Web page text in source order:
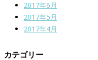
2017年6月
2017年5月
2017年4月
カテゴリー